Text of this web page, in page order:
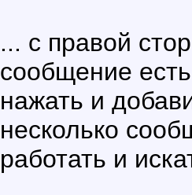
... с правой
сообщение
нажать и
несколько
работать и